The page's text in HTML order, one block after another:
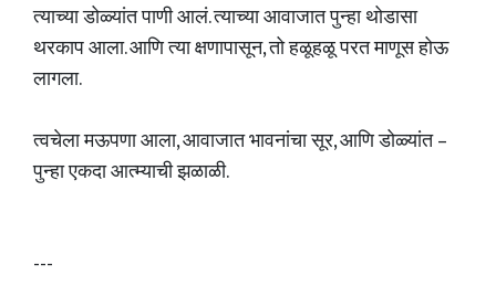
त्याच्या डोळ्यांत पाणी आलं. त्याच्या आवाजात पुन्हा थोडासा
थरकाप आला. आणि त्या क्षणापासून, तो हळूहळू परत माणूस होऊ
लागला.
त्वचेला मऊपणा आला, आवाजात भावनांचा सूर, आणि डोळ्यांत –
पुन्हा एकदा आत्म्याची झळाळी.
---